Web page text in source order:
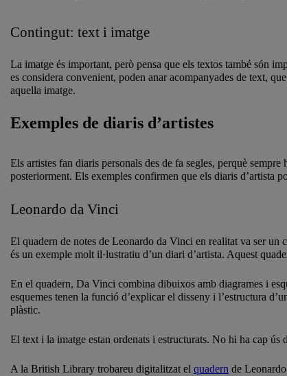
Contingut: text i imatge
La imatge és important, però pensa que els textos també són
es considera convenient, poden anar acompanyades de text,
aquella imatge.
Exemples de diaris d’artistes
Els artistes fan diaris personals des de fa segles, perquè
posteriorment. Els exemples confirmen que els diaris d’artista
Leonardo da Vinci
El quadern de notes de Leonardo da Vinci en realitat va ser
és un exemple molt il·lustratiu d’un diari d’artista. Aquest
En el quadern, Da Vinci combina dibuixos amb diagrames i
esquemes tenen la funció d’explicar el disseny i l’estructura
plàstic.
El text i la imatge estan ordenats i estructurats. No hi ha cap
A la British Library trobareu digitalitzat el quadern de